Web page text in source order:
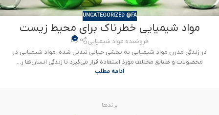
UNCATEGORIZED @FA
مواد شیمیایی خطرناک برای محیط زیست
فروشنده مواد شیمیایی 0
در زندگی مدرن مواد شیمیایی به بخشی حیاتی تبدیل شده. مواد شیمیایی در
محصولات و صنایع مختلف مورد استفاده قرار می‌گیرد تا زندگی انسان‌ها ر...
ادامه مطلب
برندها